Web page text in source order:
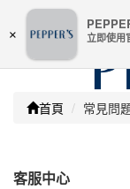
嚴防詐騙
卡號
Toggle
navigation
首頁 常見問
客服中心
× 立即使用